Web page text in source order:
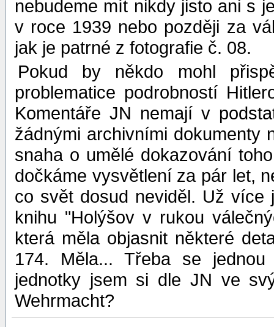
nebudeme mít nikdy jisto ani s
v roce 1939 nebo později za
jak je patrné z fotografie č. 08.
Pokud by někdo mohl
problematice podrobností
Komentáře JN nemají v
žádnými archivními dokumenty
snaha o umělé dokazování
dočkáme vysvětlení za pár let,
co svět dosud neviděl. Už více
knihu "Holýšov v rukou
která měla objasnit některé
174. Měla... Třeba se
jednotky jsem si dle JN ve
Wehrmacht?